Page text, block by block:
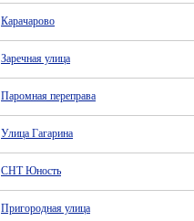
Карачарово
Заречная улица
Паромная переправа
Улица Гагарина
СНТ Юность
Пригородная улица